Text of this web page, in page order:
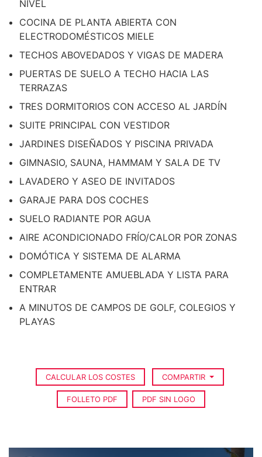
NIVEL
COCINA DE PLANTA ABIERTA CON
ELECTRODOMÉSTICOS MIELE
TECHOS ABOVEDADOS Y VIGAS DE MADERA
PUERTAS DE SUELO A TECHO HACIA LAS
TERRAZAS
TRES DORMITORIOS CON ACCESO AL JARDÍN
SUITE PRINCIPAL CON VESTIDOR
JARDINES DISEÑADOS Y PISCINA PRIVADA
GIMNASIO, SAUNA, HAMMAM Y SALA DE TV
LAVADERO Y ASEO DE INVITADOS
GARAJE PARA DOS COCHES
SUELO RADIANTE POR AGUA
AIRE ACONDICIONADO FRÍO/CALOR POR ZONAS
DOMÓTICA Y SISTEMA DE ALARMA
COMPLETAMENTE AMUEBLADA Y LISTA PARA
ENTRAR
A MINUTOS DE CAMPOS DE GOLF, COLEGIOS Y
PLAYAS
CALCULAR LOS COSTES COMPARTIR
FOLLETO PDF PDF SIN LOGO